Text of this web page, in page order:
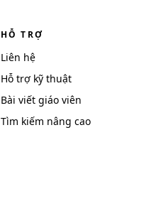
HỖ TRỢ
Liên hệ
Hỗ trợ kỹ thuật
Bài viết giáo viên
Tìm kiếm nâng cao